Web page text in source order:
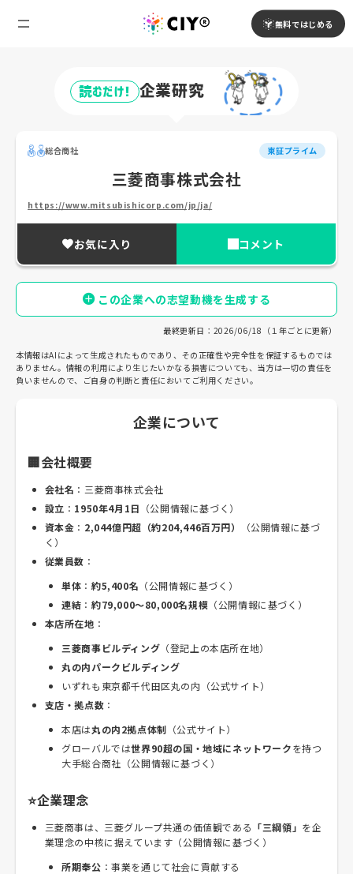
無料ではじめる
読むだけ! 企業研究
総合商社 東証プライム
三菱商事株式会社
https://www.mitsubishicorp.com/jp/ja/
お気に入り コメント
この企業への志望動機を生成する
最終更新日：2026/06/18（１年ごとに更新）
本情報はAIによって生成されたものであり、その正確性や完全性を保証するものでは
ありません。情報の利用により生じたいかなる損害についても、当方は一切の責任を
負いませんので、ご自身の判断と責任においてご利用ください。
企業について
🏢会社概要
会社名 ：三菱商事株式会社
設立 ： 1950年4月1日 （公開情報に基づく）
資本金 ： 2,044億円超（約204,446百万円）
（公開情報に基づ
く）
従業員数 ：
単体 ： 約5,400名 （公開情報に基づく）
連結 ： 約79,000〜80,000名規模 （公開情報に基づく）
本店所在地 ：
三菱商事ビルディング （登記上の本店所在地）
丸の内パークビルディング
いずれも東京都千代田区丸の内（公式サイト）
支店・拠点数 ：
本店は丸の内2拠点体制 （公式サイト）
グローバルでは世界90超の国・地域にネットワークを持つ
大手総合商社（公開情報に基づく）
⭐企業理念
三菱商事は、三菱グループ共通の価値観である 「三綱領」 を企
業理念の中核に据えています（公開情報に基づく）
所期奉公 ：事業を通じて社会に貢献する